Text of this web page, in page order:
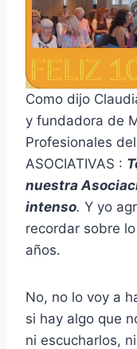
Como dijo
y fundadora de
Profesionales
ASOCIATIVAS :
nuestra
intenso. Y yo
recordar sobre
años.
No, no lo voy a
si hay algo que
ni escucharlos,